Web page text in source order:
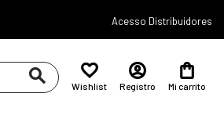
Acesso Distribuidores
Wishlist Registro Mi carrito